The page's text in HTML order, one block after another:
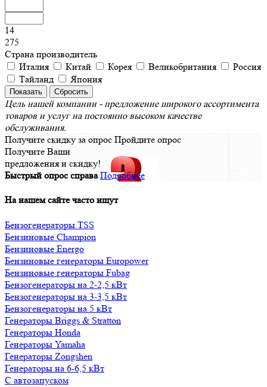
14
275
Страна производитель
Италия
Китай Корея Великобритания
Россия
Тайланд
Япония
Цель нашей компании - предложение широкого ассортимента
товаров и услуг на постоянно высоком качестве
обслуживания.
Получите скидку за опрос Пройдите опрос
Получите Ваши
предложения и скидку!
Быстрый опрос справа Подробнее
На нашем сайте часто ищут
Бензогенераторы TSS
Бензиновые Champion
Бензиновые Energo
Бензиновые генераторы Europower
Бензиновые генераторы Fubag
Бензогенераторы на 2-2,5 кВт
Бензогенераторы на 3-3,5 кВт
Бензогенераторы на 5 кВт
Генераторы Briggs & Stratton
Генераторы Honda
Генераторы Yamaha
Генераторы Zongshen
Генераторы на 6-6,5 кВт
С автозапуском